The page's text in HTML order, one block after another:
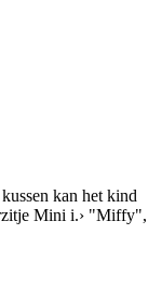
kan het kind
Mini i.› "Miffy",